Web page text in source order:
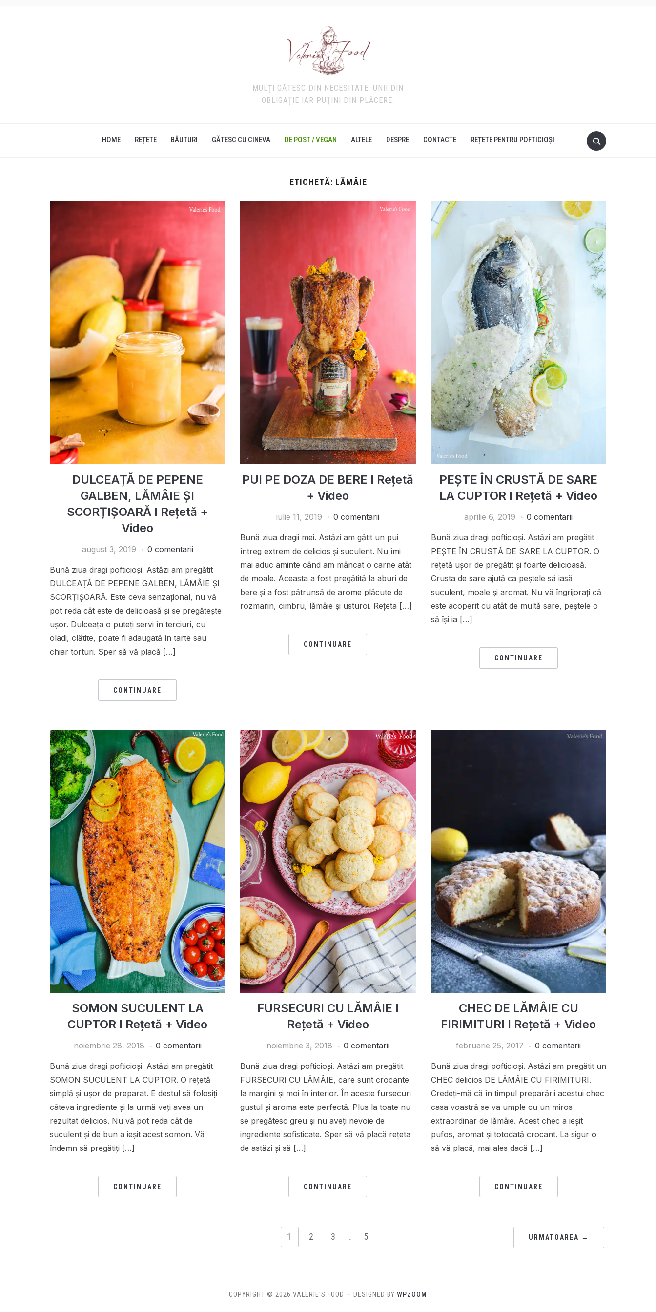
MULȚI GĂTESC DIN NECESITATE, UNII DIN
OBLIGAȚIE IAR PUȚINI DIN PLĂCERE.
HOME REȚETE BĂUTURI GĂTESC CU CINEVA DE POST / VEGAN ALTELE DESPRE CONTACTE REȚETE PENTRU POFTICIOȘI
ETICHETĂ: LĂMÂIE
DULCEAȚĂ DE PEPENE
GALBEN, LĂMÂIE ȘI
SCORȚIȘOARĂ I Rețetă +
Video
august 3, 2019 0 comentarii
Bună ziua dragi pofticioși. Astăzi am pregătit
DULCEAȚĂ DE PEPENE GALBEN, LĂMÂIE ȘI
SCORȚIȘOARĂ. Este ceva senzațional, nu vă
pot reda cât este de delicioasă și se pregătește
ușor. Dulceața o puteți servi în terciuri, cu
oladi, clătite, poate fi adaugată în tarte sau
chiar torturi. Sper să vă placă […]
CONTINUARE
PUI PE DOZA DE BERE I Rețetă
+ Video
iulie 11, 2019 0 comentarii
Bună ziua dragii mei. Astăzi am gătit un pui
întreg extrem de delicios și suculent. Nu îmi
mai aduc aminte când am mâncat o carne atât
de moale. Aceasta a fost pregătită la aburi de
bere și a fost pătrunsă de arome plăcute de
rozmarin, cimbru, lămâie și usturoi. Rețeta […]
CONTINUARE
PEȘTE ÎN CRUSTĂ DE SARE
LA CUPTOR I Rețetă + Video
aprilie 6, 2019 0 comentarii
Bună ziua dragi pofticioși. Astăzi am pregătit
PEȘTE ÎN CRUSTĂ DE SARE LA CUPTOR. O
rețetă ușor de pregătit și foarte delicioasă.
Crusta de sare ajută ca peștele să iasă
suculent, moale și aromat. Nu vă îngrijorați că
este acoperit cu atât de multă sare, peștele o
să își ia […]
CONTINUARE
SOMON SUCULENT LA
CUPTOR I Rețetă + Video
noiembrie 28, 2018 0 comentarii
Bună ziua dragi pofticioși. Astăzi am pregătit
SOMON SUCULENT LA CUPTOR. O rețetă
simplă și ușor de preparat. E destul să folosiți
câteva ingrediente și la urmă veți avea un
rezultat delicios. Nu vă pot reda cât de
suculent și de bun a ieșit acest somon. Vă
îndemn să pregătiți […]
CONTINUARE
FURSECURI CU LĂMÂIE I
Rețetă + Video
noiembrie 3, 2018 0 comentarii
Bună ziua dragi pofticioși. Astăzi am pregătit
FURSECURI CU LĂMÂIE, care sunt crocante
la margini și moi în interior. În aceste fursecuri
gustul și aroma este perfectă. Plus la toate nu
se pregătesc greu și nu aveți nevoie de
ingrediente sofisticate. Sper să vă placă rețeta
de astăzi și să […]
CONTINUARE
CHEC DE LĂMÂIE CU
FIRIMITURI I Rețetă + Video
februarie 25, 2017 0 comentarii
Bună ziua dragi pofticioși. Astăzi am pregătit un
CHEC delicios DE LĂMÂIE CU FIRIMITURI.
Credeți-mă că în timpul preparării acestui chec
casa voastră se va umple cu un miros
extraordinar de lămâie. Acest chec a ieșit
pufos, aromat și totodată crocant. La sigur o
să vă placă, mai ales dacă […]
CONTINUARE
1 2 3 … 5 URMATOAREA →
COPYRIGHT © 2026 VALERIE'S FOOD — DESIGNED BY WPZOOM